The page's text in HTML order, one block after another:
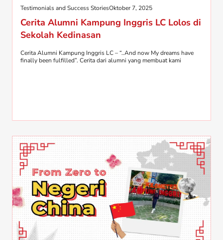
Testimonials and Success StoriesOktober 7, 2025
Cerita Alumni Kampung Inggris LC Lolos di
Sekolah Kedinasan
Cerita Alumni Kampung Inggris LC – “..And now My dreams have
finally been fulfilled”. Cerita dari alumni yang membuat kami